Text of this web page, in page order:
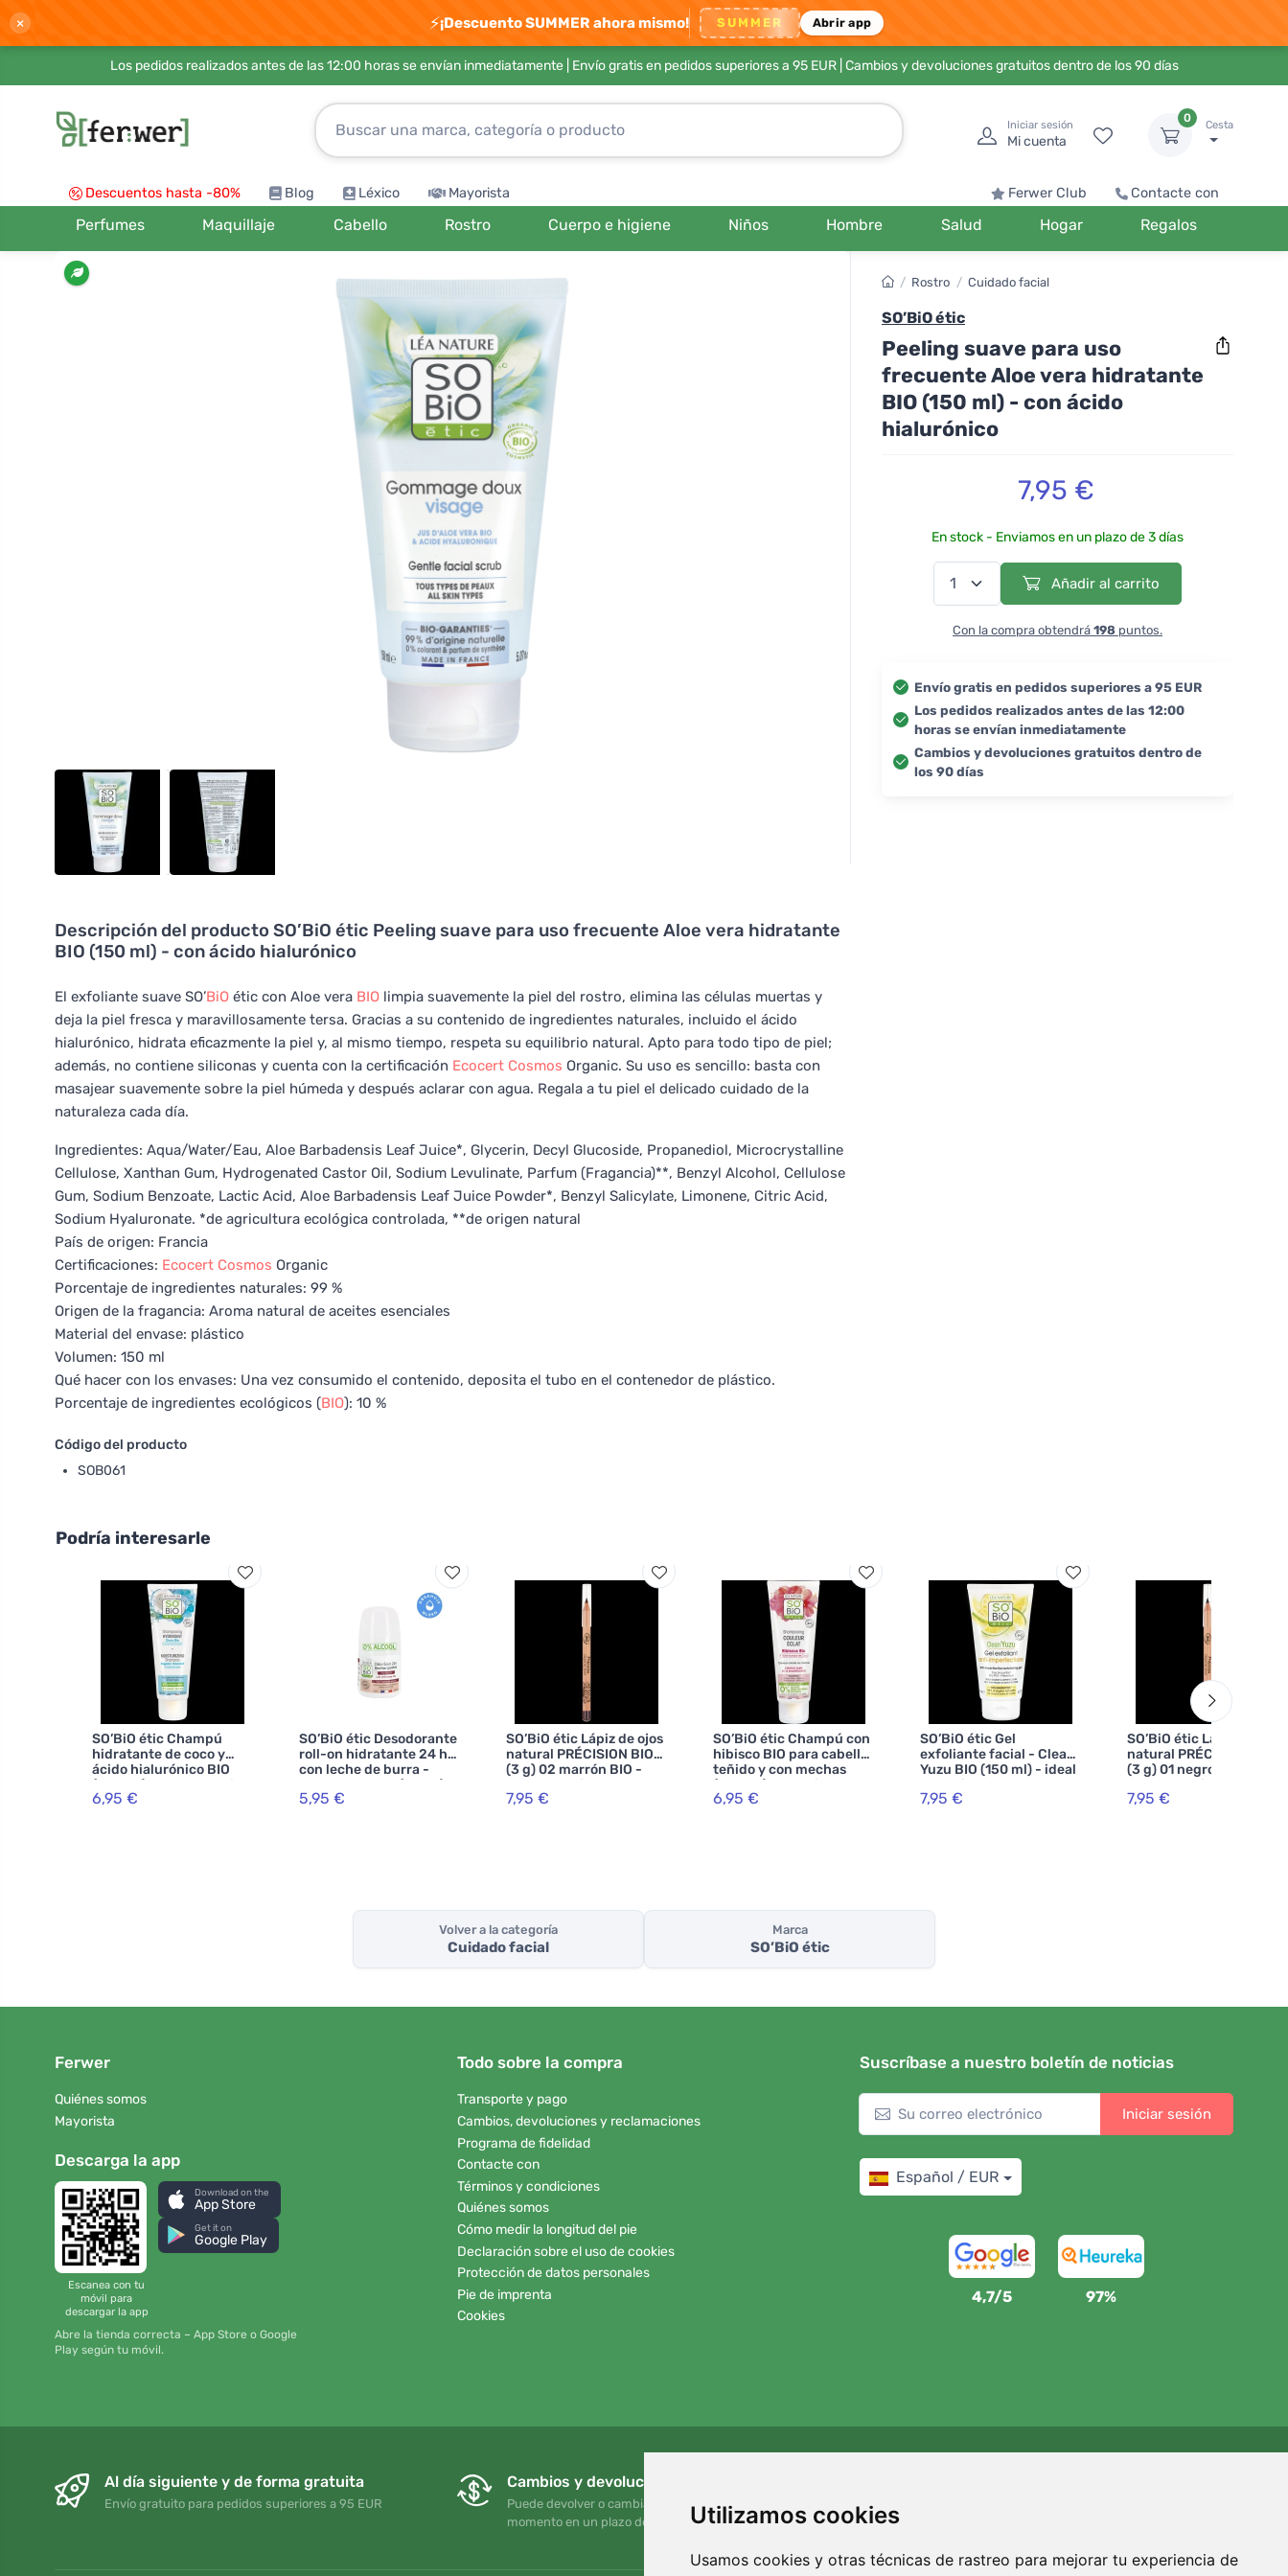
Utilizamos cookies
Usamos cookies y otras técnicas de rastreo para mejorar tu experiencia de
× ⚡¡Descuento SUMMER ahora mismo! SUMMER Abrir app
Los pedidos realizados antes de las 12:00 horas se envían inmediatamente | Envío gratis en pedidos superiores a 95 EUR| Cambios y devoluciones gratuitos dentro de los 90 días
Iniciar sesión
Mi cuenta
0
Cesta
Descuentos hasta -80% Blog Léxico Mayorista Ferwer Club Contacte con
Perfumes Maquillaje Cabello Rostro Cuerpo e higiene Niños Hombre Salud Hogar Regalos
Descripción del producto SO’BiO étic Peeling suave para uso frecuente Aloe vera hidratante
BIO (150 ml) - con ácido hialurónico
El exfoliante suave SO’BiO étic con Aloe vera BIO limpia suavemente la piel del rostro, elimina las células muertas y
deja la piel fresca y maravillosamente tersa. Gracias a su contenido de ingredientes naturales, incluido el ácido
hialurónico, hidrata eficazmente la piel y, al mismo tiempo, respeta su equilibrio natural. Apto para todo tipo de piel;
además, no contiene siliconas y cuenta con la certificación Ecocert Cosmos Organic. Su uso es sencillo: basta con
masajear suavemente sobre la piel húmeda y después aclarar con agua. Regala a tu piel el delicado cuidado de la
naturaleza cada día.
Ingredientes: Aqua/Water/Eau, Aloe Barbadensis Leaf Juice*, Glycerin, Decyl Glucoside, Propanediol, Microcrystalline
Cellulose, Xanthan Gum, Hydrogenated Castor Oil, Sodium Levulinate, Parfum (Fragancia)**, Benzyl Alcohol, Cellulose
Gum, Sodium Benzoate, Lactic Acid, Aloe Barbadensis Leaf Juice Powder*, Benzyl Salicylate, Limonene, Citric Acid,
Sodium Hyaluronate. *de agricultura ecológica controlada, **de origen natural
País de origen: Francia
Certificaciones: Ecocert Cosmos Organic
Porcentaje de ingredientes naturales: 99 %
Origen de la fragancia: Aroma natural de aceites esenciales
Material del envase: plástico
Volumen: 150 ml
Qué hacer con los envases: Una vez consumido el contenido, deposita el tubo en el contenedor de plástico.
Porcentaje de ingredientes ecológicos (BIO): 10 %
Código del producto
SOB061
/ Rostro / Cuidado facial
SO’BiO étic
Peeling suave para uso
frecuente Aloe vera hidratante
BIO (150 ml) - con ácido
hialurónico
7,95 €
En stock - Enviamos en un plazo de 3 días
Añadir al carrito
Con la compra obtendrá 198 puntos.
Envío gratis en pedidos superiores a 95 EUR
Los pedidos realizados antes de las 12:00
horas se envían inmediatamente
Cambios y devoluciones gratuitos dentro de
los 90 días
Podría interesarle
SO’BiO étic Champú
hidratante de coco y
ácido hialurónico BIO
(250 ml) - para todo tipo
de cabello
6,95 €
SO’BiO étic Desodorante
roll-on hidratante 24 h
con leche de burra -
recargable BIO (50 ml) -
también para pieles
5,95 €
SO’BiO étic Lápiz de ojos
natural PRÉCISION BIO
(3 g) 02 marrón BIO -
realza tus ojos
7,95 €
SO’BiO étic Champú con
hibisco BIO para cabello
teñido y con mechas
(250 ml) - mantiene el
color radiante
6,95 €
SO’BiO étic Gel
exfoliante facial - Clean
Yuzu BIO (150 ml) - ideal
para piel grasa
7,95 €
SO’BiO étic Lápiz de ojos
natural PRÉCISION BIO
(3 g) 01 negro BIO -
realza tus ojos
7,95 €
Volver a la categoría
Cuidado facial
Marca
SO’BiO étic
Ferwer
Quiénes somos
Mayorista
Descarga la app
Escanea con tu
móvil para
descargar la app
Download on the
App Store
Get it on
Google Play
Abre la tienda correcta – App Store o Google
Play según tu móvil.
Todo sobre la compra
Transporte y pago
Cambios, devoluciones y reclamaciones
Programa de fidelidad
Contacte con
Términos y condiciones
Quiénes somos
Cómo medir la longitud del pie
Declaración sobre el uso de cookies
Protección de datos personales
Pie de imprenta
Cookies
Suscríbase a nuestro boletín de noticias
Iniciar sesión
Español / EUR
4,7/5 97%
Al día siguiente y de forma gratuita
Envío gratuito para pedidos superiores a 95 EUR
Cambios y devoluciones gratuitos
Puede devolver o cambiar su pedido en cualquier
momento en un plazo de 90 días